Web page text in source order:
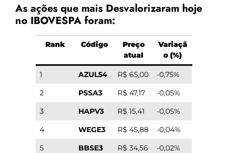
As ações que mais Desvalorizaram hoje
no IBOVESPA foram:
Rank Código
Preço
atual
Variaçã
o (%)
1 AZUL54 R$ 65,00
-0,75%
2
PSSA3 R$ 47,17
-0,05%
3
HAPV3 R$ 15,41
-0,05%
4
WEGE3 R$ 45,88
-0,04%
5
BBSE3 R$ 34,56
-0,02%